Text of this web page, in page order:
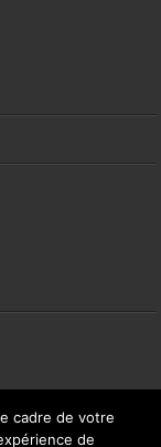
cadre de votre
de